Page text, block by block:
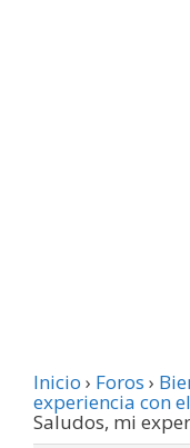
Inicio › Foros ›
experiencia con
Saludos, mi